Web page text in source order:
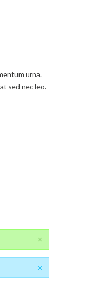
urna.
sed nec leo.